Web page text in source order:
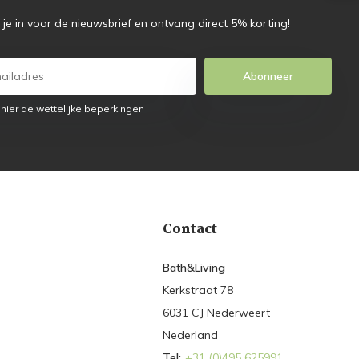
je in voor de nieuwsbrief en ontvang direct 5% korting!
Abonneer
de wettelijke beperkingen
Contact
Bath&Living
Kerkstraat 78
6031 CJ Nederweert
Nederland